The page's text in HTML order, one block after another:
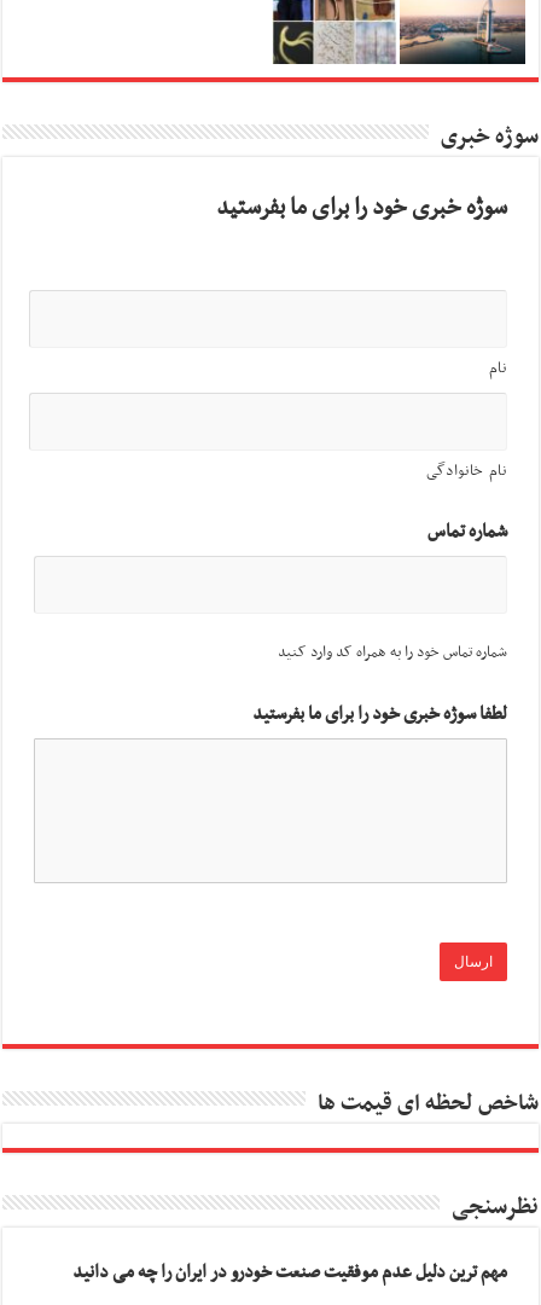
سوژه خبری
سوژه خبری خود را برای ما بفرستید
نام
نام خانوادگی
شماره تماس
شماره تماس خود را به همراه کد وارد کنید
لطفا سوژه خبری خود را برای ما بفرستید
شاخص لحظه ای قیمت ها
نظرسنجی
مهم ترین دلیل عدم موفقیت صنعت خودرو در ایران را چه می دانید